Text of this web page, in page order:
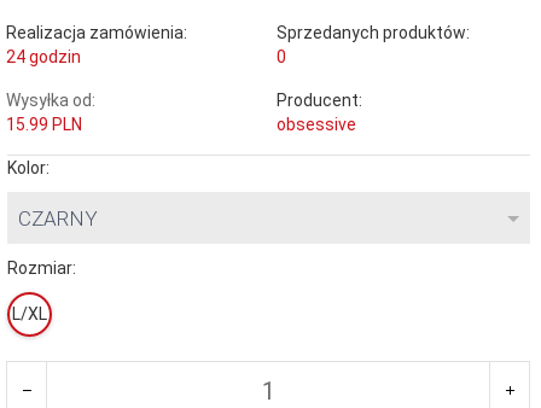
Realizacja zamówienia:
24 godzin
Sprzedanych produktów:
0
Wysyłka od:
15.99 PLN
Producent:
obsessive
Kolor:
CZARNY
Rozmiar:
L/XL